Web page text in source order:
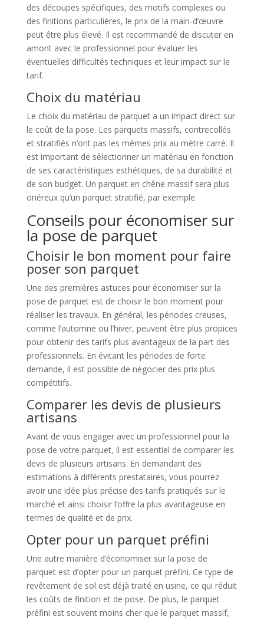
des découpes spécifiques, des motifs complexes ou
des finitions particulières, le prix de la main-d’œuvre
peut être plus élevé. Il est recommandé de discuter en
amont avec le professionnel pour évaluer les
éventuelles difficultés techniques et leur impact sur le
tarif.
Choix du matériau
Le choix du matériau de parquet a un impact direct sur
le coût de la pose. Les parquets massifs, contrecollés
et stratifiés n’ont pas les mêmes prix au mètre carré. Il
est important de sélectionner un matériau en fonction
de ses caractéristiques esthétiques, de sa durabilité et
de son budget. Un parquet en chêne massif sera plus
onéreux qu’un parquet stratifié, par exemple.
Conseils pour économiser sur
la pose de parquet
Choisir le bon moment pour faire
poser son parquet
Une des premières astuces pour économiser sur la
pose de parquet est de choisir le bon moment pour
réaliser les travaux. En général, les périodes creuses,
comme l’automne ou l’hiver, peuvent être plus propices
pour obtenir des tarifs plus avantageux de la part des
professionnels. En évitant les périodes de forte
demande, il est possible de négocier des prix plus
compétitifs.
Comparer les devis de plusieurs
artisans
Avant de vous engager avec un professionnel pour la
pose de votre parquet, il est essentiel de comparer les
devis de plusieurs artisans. En demandant des
estimations à différents prestataires, vous pourrez
avoir une idée plus précise des tarifs pratiqués sur le
marché et ainsi choisir l’offre la plus avantageuse en
termes de qualité et de prix.
Opter pour un parquet préfini
Une autre manière d’économiser sur la pose de
parquet est d’opter pour un parquet préfini. Ce type de
revêtement de sol est déjà traité en usine, ce qui réduit
les coûts de finition et de pose. De plus, le parquet
préfini est souvent moins cher que le parquet massif,